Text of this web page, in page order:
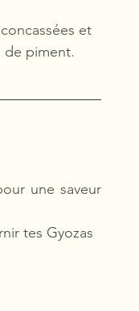
et
de piment.
une saveur
tes Gyozas